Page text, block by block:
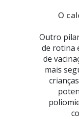
O
Outro
de rotina
de
mais